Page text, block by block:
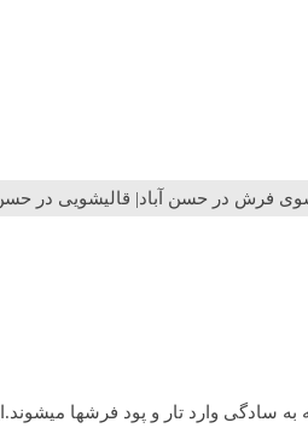
فرش در حسن آباد| قالیشویی در حسن
به سادگی وارد تار و پود فرشها